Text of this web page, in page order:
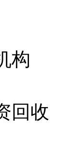
构
回收